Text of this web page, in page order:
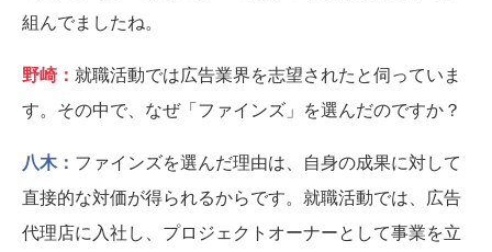
組んでましたね。
野崎： 就職活動では広告業界を志望されたと伺っていま
す。その中で、なぜ「ファインズ」を選んだのですか？
八木： ファインズを選んだ理由は、自身の成果に対して
直接的な対価が得られるからです。就職活動では、広告
代理店に入社し、プロジェクトオーナーとして事業を立